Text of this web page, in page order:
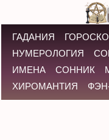
ГАДАНИЯ
НУМЕРОЛОГИЯ
ИМЕНА
СОННИК
ХИРОМАНТИЯ